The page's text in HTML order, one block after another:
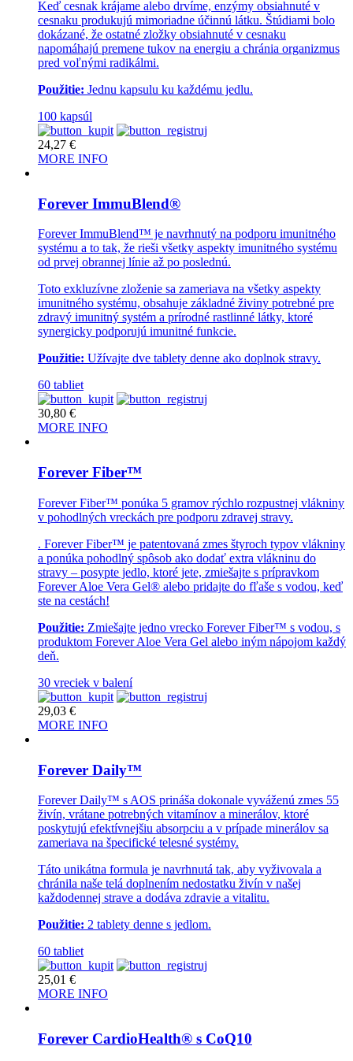
Keď cesnak krájame alebo drvíme, enzýmy obsiahnuté v
cesnaku produkujú mimoriadne účinnú látku. Štúdiami bolo
dokázané, že ostatné zložky obsiahnuté v cesnaku
napomáhajú premene tukov na energiu a chránia organizmus
pred voľnými radikálmi.
Použitie: Jednu kapsulu ku každému jedlu.
100 kapsúl
24,27 €
MORE INFO
Forever ImmuBlend®
Forever ImmuBlend™ je navrhnutý na podporu imunitného
systému a to tak, že rieši všetky aspekty imunitného systému
od prvej obrannej línie až po poslednú.
Toto exkluzívne zloženie sa zameriava na všetky aspekty
imunitného systému, obsahuje základné živiny potrebné pre
zdravý imunitný systém a prírodné rastlinné látky, ktoré
synergicky podporujú imunitné funkcie.
Použitie: Užívajte dve tablety denne ako doplnok stravy.
60 tabliet
30,80 €
MORE INFO
Forever Fiber™
Forever Fiber™ ponúka 5 gramov rýchlo rozpustnej vlákniny
v pohodlných vreckách pre podporu zdravej stravy.
. Forever Fiber™ je patentovaná zmes štyroch typov vlákniny
a ponúka pohodlný spôsob ako dodať extra vlákninu do
stravy – posypte jedlo, ktoré jete, zmiešajte s prípravkom
Forever Aloe Vera Gel® alebo pridajte do fľaše s vodou, keď
ste na cestách!
Použitie: Zmiešajte jedno vrecko Forever Fiber™ s vodou, s
produktom Forever Aloe Vera Gel alebo iným nápojom každý
deň.
30 vreciek v balení
29,03 €
MORE INFO
Forever Daily™
Forever Daily™ s AOS prináša dokonale vyváženú zmes 55
živín, vrátane potrebných vitamínov a minerálov, ktoré
poskytujú efektívnejšiu absorpciu a v prípade minerálov sa
zameriava na špecifické telesné systémy.
Táto unikátna formula je navrhnutá tak, aby vyživovala a
chránila naše telá doplnením nedostatku živín v našej
každodennej strave a dodáva zdravie a vitalitu.
Použitie: 2 tablety denne s jedlom.
60 tabliet
25,01 €
MORE INFO
Forever CardioHealth® s CoQ10